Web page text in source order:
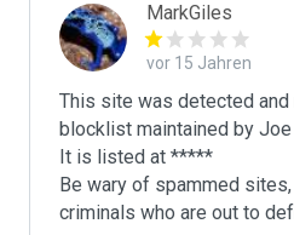
MarkGiles
vor 15 Jahren
This site was detected
blocklist maintained by Joe
It is listed at *****
Be wary of spammed
criminals who are out to